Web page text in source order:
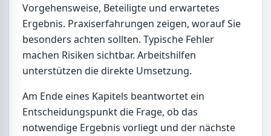
Vorgehensweise, Beteiligte und erwartetes
Ergebnis. Praxiserfahrungen zeigen, worauf Sie
besonders achten sollten. Typische Fehler
machen Risiken sichtbar. Arbeitshilfen
unterstützen die direkte Umsetzung.
Am Ende eines Kapitels beantwortet ein
Entscheidungspunkt die Frage, ob das
notwendige Ergebnis vorliegt und der nächste